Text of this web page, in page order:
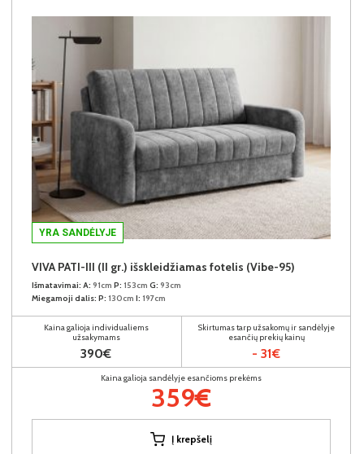
YRA SANDĖLYJE
VIVA PATI-III (II gr.) išskleidžiamas fotelis (Vibe-95)
Išmatavimai: A: 91cm P: 153cm G: 93cm
Miegamoji dalis: P: 130cm I: 197cm
Kaina galioja individualiems
užsakymams
390€
Skirtumas tarp užsakomų ir sandėlyje
esančių prekių kainų
- 31€
Kaina galioja sandėlyje esančioms prekėms
359€
Į krepšelį